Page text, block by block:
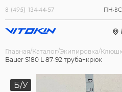
8 (495) 134-44-57 ПН-
Главная Каталог Экипировка
Bauer S180 L 87-92 труба+крюк
Б/У